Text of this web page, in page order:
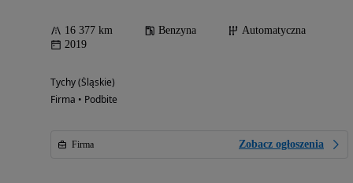
16 377 km Benzyna
Automatyczna
2019
Tychy (Śląskie)
Firma • Podbite
Firma Zobacz ogłoszenia